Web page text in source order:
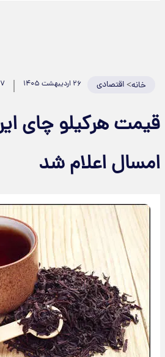
خانه>اقتصادی ۲۶ اردیبهشت ۱۴۰۵
قیمت هرکیلو چای
امسال اعلام شد